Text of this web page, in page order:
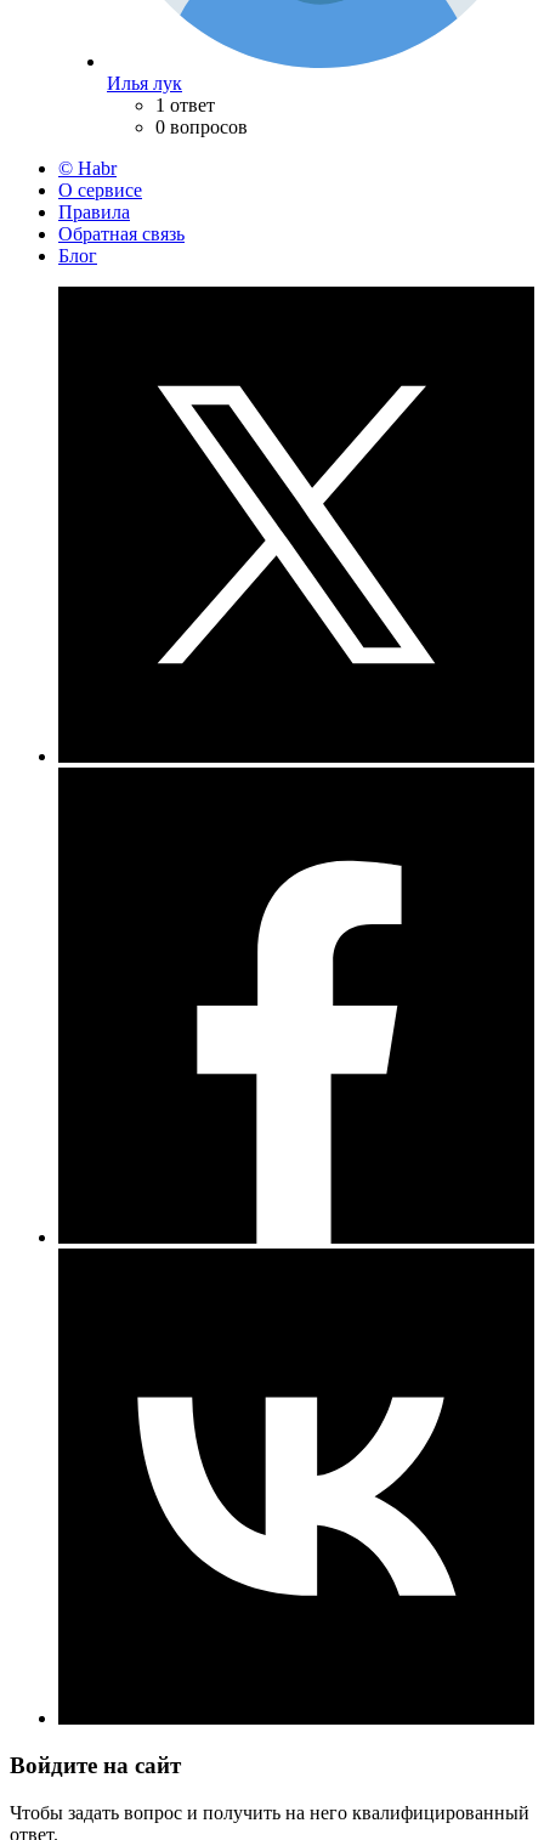
Илья лук
1 ответ
0 вопросов
© Habr
О сервисе
Правила
Обратная связь
Блог
Войдите на сайт
Чтобы задать вопрос и получить на него квалифицированный
ответ.